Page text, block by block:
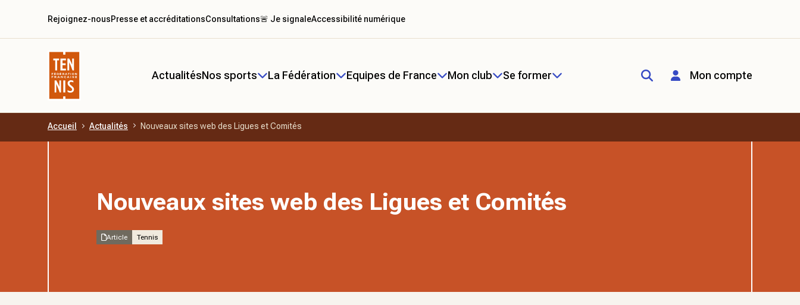
Aller au contenu principal
ActualitésNos sports La Fédération Equipes de France Mon club Se former Mon compte
Rejoignez-nousPresse et accréditationsConsultations🚨 Je signaleAccessibilité numérique
Accueil Actualités Nouveaux sites web des Ligues et Comités
Nouveaux sites web des Ligues et Comités
Article Tennis